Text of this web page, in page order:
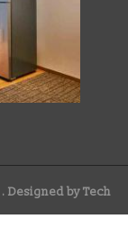
. Designed byTech